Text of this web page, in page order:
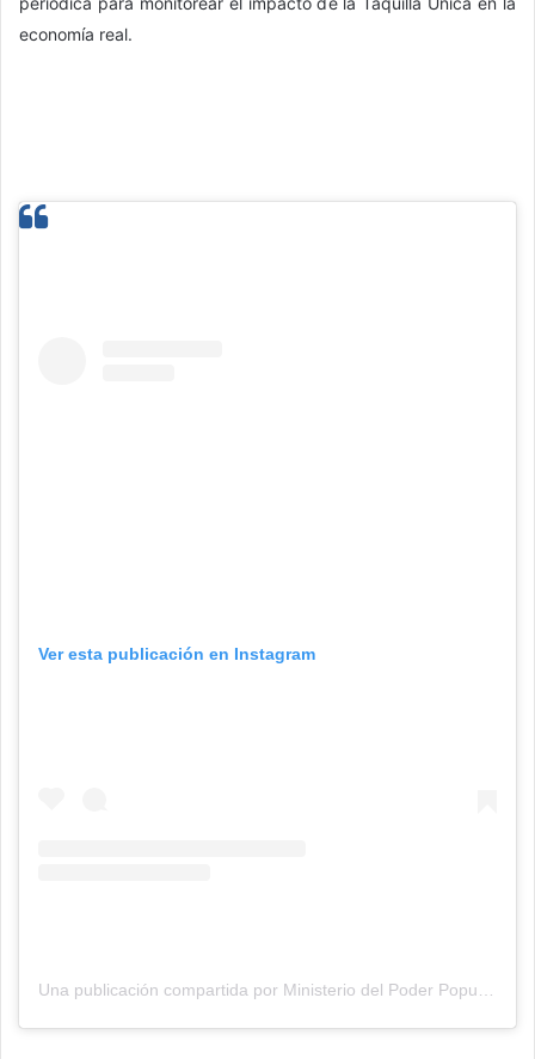
economía real.
Ver esta publicación en Instagram
Una publicación compartida por Ministerio del Poder Popular de Industrias y Comercio Nacional (@minindustriasycomercio_ve)